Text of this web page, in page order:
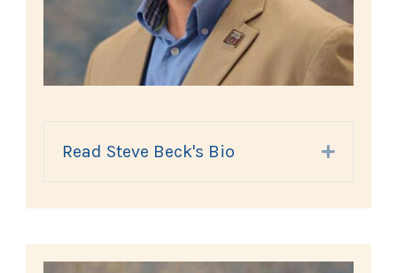
Read Steve Beck's Bio Expand